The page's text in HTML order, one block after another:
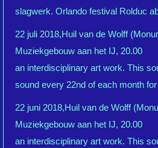
slagwerk. Orlando festival Rolduc
22 juli 2018,Huil van de Wolff
Muziekgebouw aan het IJ, 20.00
an interdisciplinary art work. This
sound every 22nd of each month for
22 juni 2018,Huil van de Wolff
Muziekgebouw aan het IJ, 20.00
an interdisciplinary art work. This